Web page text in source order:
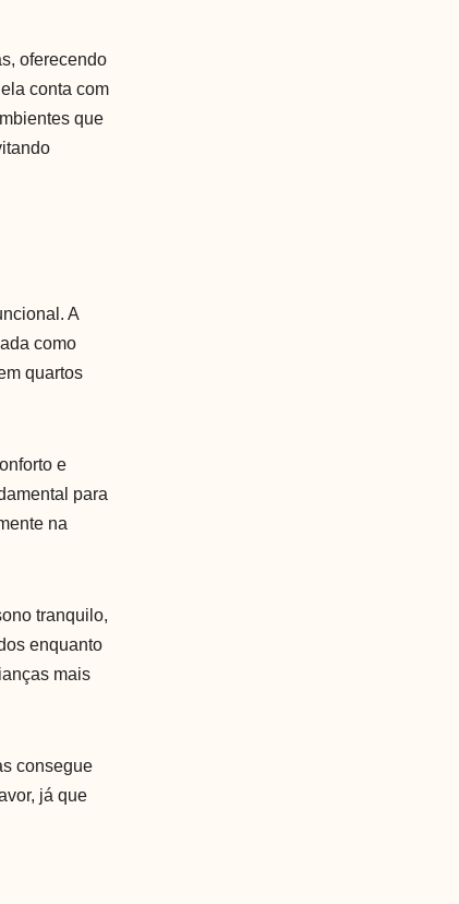
oferecendo
conta com
que
A
como
quartos
e
para
na
tranquilo,
enquanto
mais
consegue
já que